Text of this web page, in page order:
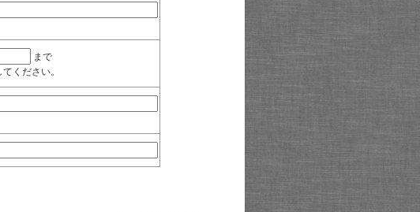
まで
ください。